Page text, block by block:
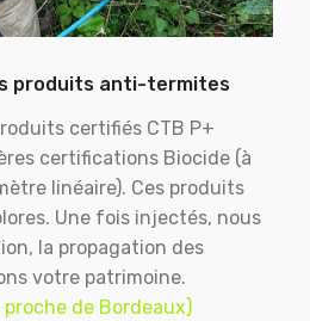
produits anti-termites
certifiés CTB P+
certifications Biocide (à
linéaire). Ces produits
Une fois injectés, nous
la propagation des
votre patrimoine.
de Bordeaux)